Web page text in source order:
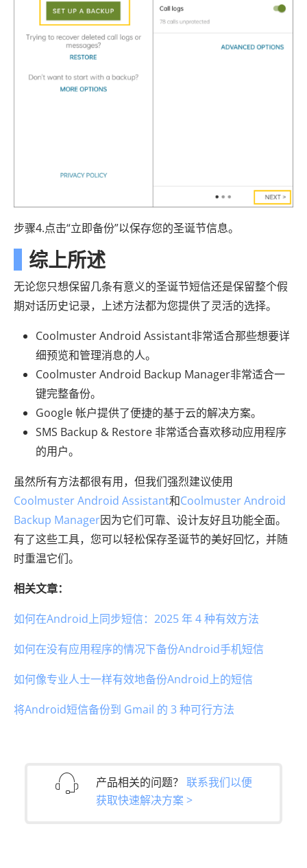
步骤4.点击“立即备份”以保存您的圣诞节信息。
综上所述
无论您只想保留几条有意义的圣诞节短信还是保留整个假
期对话历史记录，上述方法都为您提供了灵活的选择。
Coolmuster Android Assistant非常适合那些想要详
细预览和管理消息的人。
Coolmuster Android Backup Manager非常适合一
键完整备份。
Google 帐户提供了便捷的基于云的解决方案。
SMS Backup & Restore 非常适合喜欢移动应用程序
的用户。
虽然所有方法都很有用，但我们强烈建议使用
Coolmuster Android Assistant和Coolmuster Android
Backup Manager因为它们可靠、设计友好且功能全面。
有了这些工具，您可以轻松保存圣诞节的美好回忆，并随
时重温它们。
相关文章：
如何在Android上同步短信：2025 年 4 种有效方法
如何在没有应用程序的情况下备份Android手机短信
如何像专业人士一样有效地备份Android上的短信
将Android短信备份到 Gmail 的 3 种可行方法
产品相关的问题？ 联系我们以便
获取快速解决方案 >